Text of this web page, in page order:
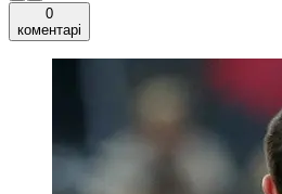
0
коментарі